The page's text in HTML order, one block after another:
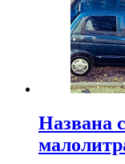
Названа